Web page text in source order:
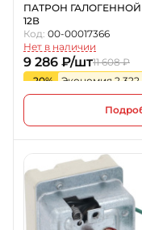
ПАТРОН
12В
Код: 00-00017366
Нет в наличии
9 286 ₽/шт11 608 ₽
-20%
Экономия 2